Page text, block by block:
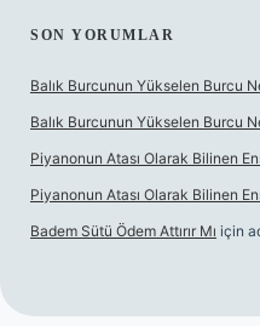
SON YORUMLAR
Balık Burcunun Yükselen Burcu
Balık Burcunun Yükselen Burcu
Piyanonun Atası Olarak Bilinen
Piyanonun Atası Olarak Bilinen
Badem Sütü Ödem Attırır Mı için